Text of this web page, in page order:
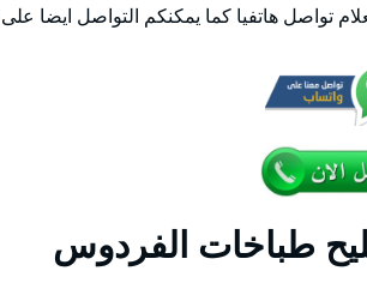
تواصل هاتفيا كما يمكنكم التواصل ايضا
طباخات الفردوس